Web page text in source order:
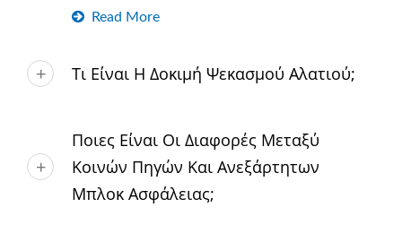
Read More
Τι Είναι Η Δοκιμή Ψεκασμού Αλατιού;
Ποιες Είναι Οι Διαφορές Μεταξύ
Κοινών Πηγών Και Ανεξάρτητων
Μπλοκ Ασφάλειας;